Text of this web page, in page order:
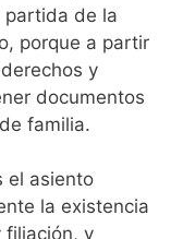
partida de la
porque a partir
y
documentos
familia.
el asiento
la existencia
filiación, y